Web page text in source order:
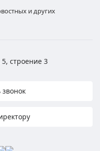
и других
строение 3
звонок